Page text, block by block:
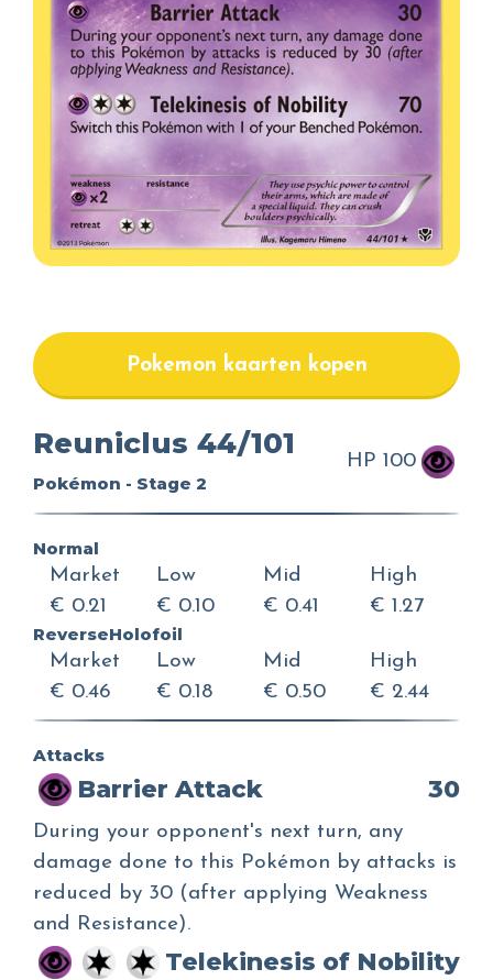
Pokemon kaarten kopen
Reuniclus 44/101
Pokémon - Stage 2
HP 100
Normal
Market
€ 0.21
Low
€ 0.10
Mid
€ 0.41
High
€ 1.27
ReverseHolofoil
Market
€ 0.46
Low
€ 0.18
Mid
€ 0.50
High
€ 2.44
Attacks
Barrier Attack 30
During your opponent's next turn, any
damage done to this Pokémon by attacks is
reduced by 30 (after applying Weakness
and Resistance).
Telekinesis of Nobility